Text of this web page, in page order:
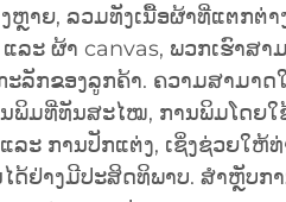
ຫຼາຍ, ລວມທັງເນື້ອຜ້າທີ່ແຕກຕ່າ
ລະ ຜ້າ canvas, ພວກເຮົາສ
ະລັກຂອງລູກຄ້າ. ຄວາມສາມາ
ພິມທີ່ທັນສະໄໝ, ການພິມໂດຍ
ະ ການປັກແຕ່ງ, ເຊິ່ງຊ່ວຍໃຫ້
ດ້ຢ່າງມີປະສິດທິພາບ. ສຳຫຼັບກ